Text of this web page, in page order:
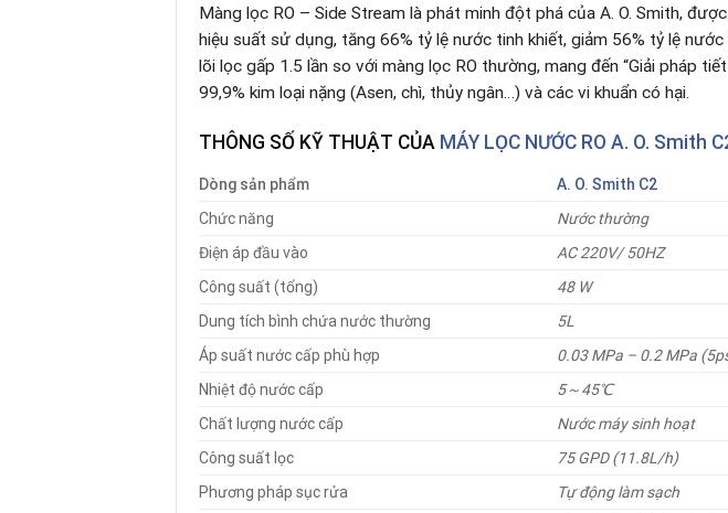
Màng lọc RO – Side Stream là phát minh đột phá của A. O. Smith,
hiệu suất sử dụng, tăng 66% tỷ lệ nước tinh khiết, giảm 56% tỷ lệ
lõi lọc gấp 1.5 lần so với màng lọc RO thường, mang đến “Giải pháp
99,9% kim loại nặng (Asen, chì, thủy ngân…) và các vi khuẩn có hại.
THÔNG SỐ KỸ THUẬT CỦA MÁY LỌC NƯỚC RO A. O. Smith
Dòng sản phẩm
A. O. Smith C2
Chức năng
Nước thường
Điện áp đầu vào
AC 220V/ 50HZ
Công suất (tổng)
48 W
Dung tích bình chứa nước thường
5L
Áp suất nước cấp phù hợp
0.03 MPa – 0.2 MPa
Nhiệt độ nước cấp
5～45℃
Chất lượng nước cấp
Nước máy sinh hoạt
Công suất lọc
75 GPD (11.8L/h)
Phương pháp sục rửa
Tự động làm sạch